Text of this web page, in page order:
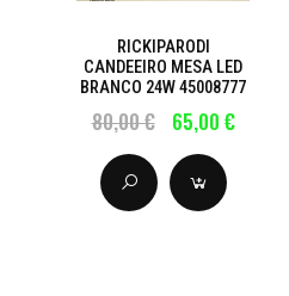
RICKIPARODI
CANDEEIRO MESA LED
BRANCO 24W 45008777
80,00 € 65,00 €